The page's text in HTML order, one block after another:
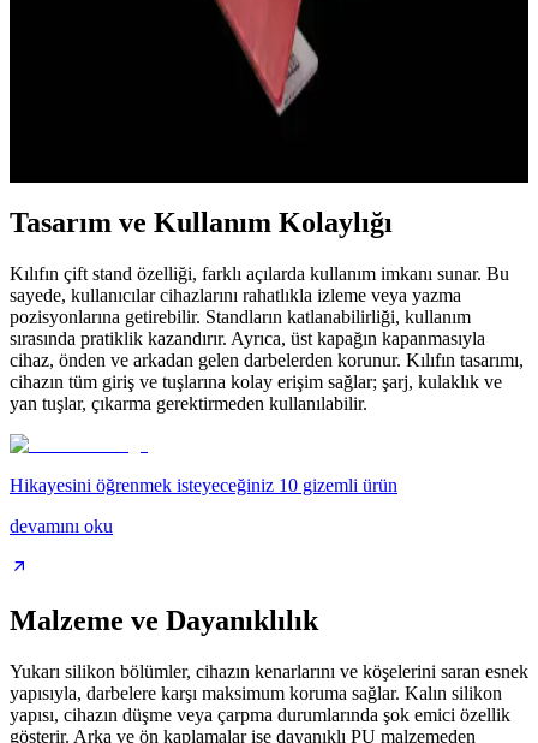
Elektronik Cihazlar İçin En İyi Kılıf Seçenekleri ve
Koruma Özellikleri Rehberi
Elektronik cihazların güvenliği ve estetiği için doğru kılıf seçimi
önemlidir. Bu rehberde, çeşitli materyaller ve koruma özellikleri
Tasarım ve Kullanım Kolaylığı
Kılıfın çift stand özelliği, farklı açılarda kullanım imkanı sunar. Bu
sayede, kullanıcılar cihazlarını rahatlıkla izleme veya yazma
pozisyonlarına getirebilir. Standların katlanabilirliği, kullanım
sırasında pratiklik kazandırır. Ayrıca, üst kapağın kapanmasıyla
cihaz, önden ve arkadan gelen darbelerden korunur. Kılıfın tasarımı,
cihazın tüm giriş ve tuşlarına kolay erişim sağlar; şarj, kulaklık ve
yan tuşlar, çıkarma gerektirmeden kullanılabilir.
Hikayesini öğrenmek isteyeceğiniz 10 gizemli ürün
devamını oku
Malzeme ve Dayanıklılık
Yukarı silikon bölümler, cihazın kenarlarını ve köşelerini saran esnek
yapısıyla, darbelere karşı maksimum koruma sağlar. Kalın silikon
yapısı, cihazın düşme veya çarpma durumlarında şok emici özellik
gösterir. Arka ve ön kaplamalar ise dayanıklı PU malzemeden